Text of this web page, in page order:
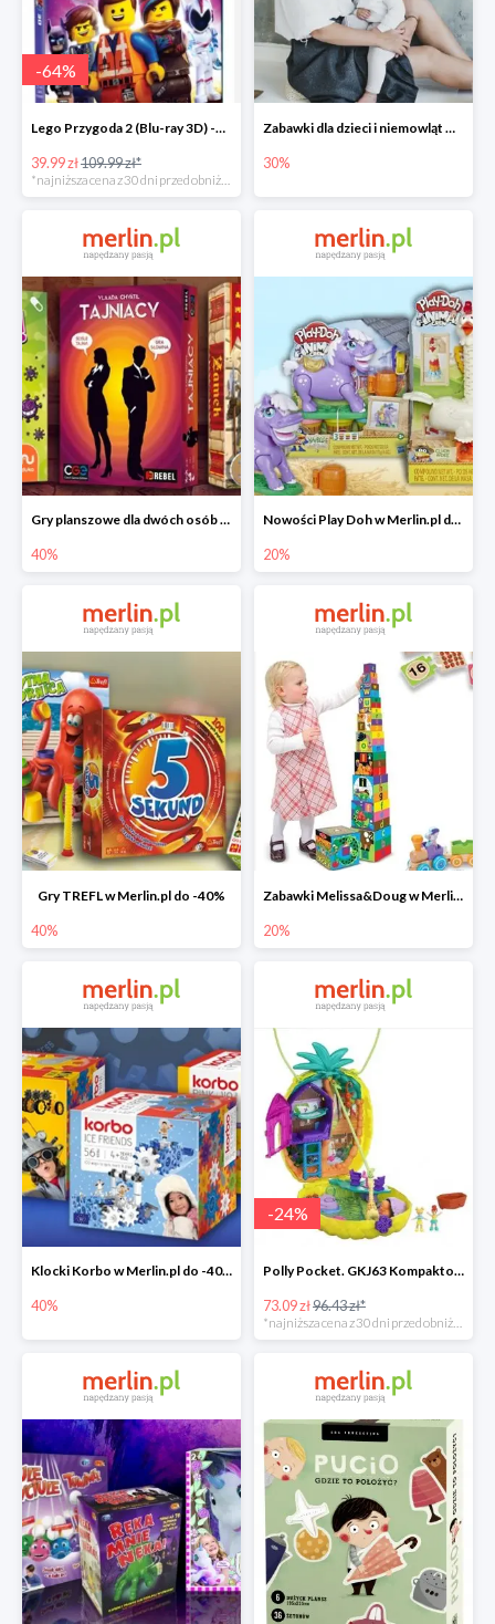
-64%
Lego Przygoda 2 (Blu-ray 3D) -64%
39.99 zł109.99 zł*
Zabawki dla dzieci i niemowląt w Merlin.pl do -30%
30%
Gry planszowe dla dwóch osób w Merlin.pl do -40%
40%
Nowości Play Doh w Merlin.pl do -20%
20%
Gry TREFL w Merlin.pl do -40%
40%
Zabawki Melissa&Doug w Merlin.pl do -20%
20%
Klocki Korbo w Merlin.pl do -40%
40%
-24%
Polly Pocket. GKJ63 Kompaktowa torebka -25%
73.09 zł96.43 zł*